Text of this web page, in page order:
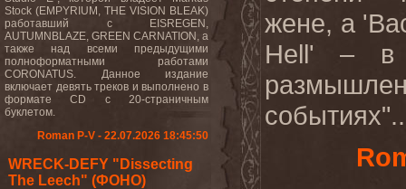
Stock (EMPYRIUM, THE VISION BLEAK)
работавший с EISREGEN,
AUTUMNBLAZE, GREEN CARNATION, а
также над всеми предыдущими
полноформатными работами
CORONATUS. Данное издание
включает девять треков и выполнено в
формате CD с 20-страничным
буклетом.
Roman P-V - 22.07.2026 18:45:50
WRECK-DEFY "Dissecting
The Leech" (ФОНО)
жене, а '
Hell' – в